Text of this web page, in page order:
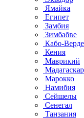
Ямайка
Египет
Замбия
Зимбабве
Кабо-Верде
Кения
Маврикий
Мадагаскар
Марокко
Намибия
Сейшелы
Сенегал
Танзания